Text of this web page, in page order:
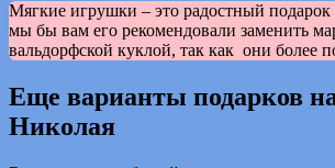
Мягкие игрушки – это радостный
мы бы вам его рекомендовали заменить
вальдорфской куклой, так как они более
Еще варианты подарков
Николая